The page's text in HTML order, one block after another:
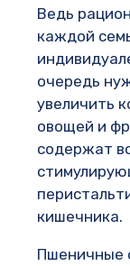
Ведь
каждой
очередь
увеличить
овощей и
содержат
кишечника.
Пшеничные